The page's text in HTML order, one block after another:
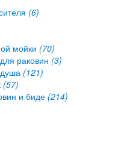
(6)
мойки (70)
раковин (3)
(121)
(57)
и биде (214)